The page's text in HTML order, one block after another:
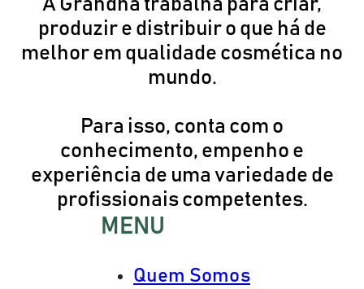
A Grandha trabalha para criar,
produzir e distribuir o que há de
melhor em qualidade cosmética no
mundo.
Para isso, conta com o
conhecimento, empenho e
experiência de uma variedade de
profissionais competentes.
MENU
Quem Somos